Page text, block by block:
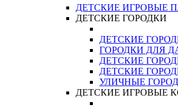
ДЕТСКИЕ ИГРОВЫЕ
ДЕТСКИЕ ГОРОДКИ
ДЕТСКИЕ
ГОРОДКИ ДЛЯ
ДЕТСКИЕ
ДЕТСКИЕ
УЛИЧНЫЕ
ДЕТСКИЕ ИГРОВЫЕ